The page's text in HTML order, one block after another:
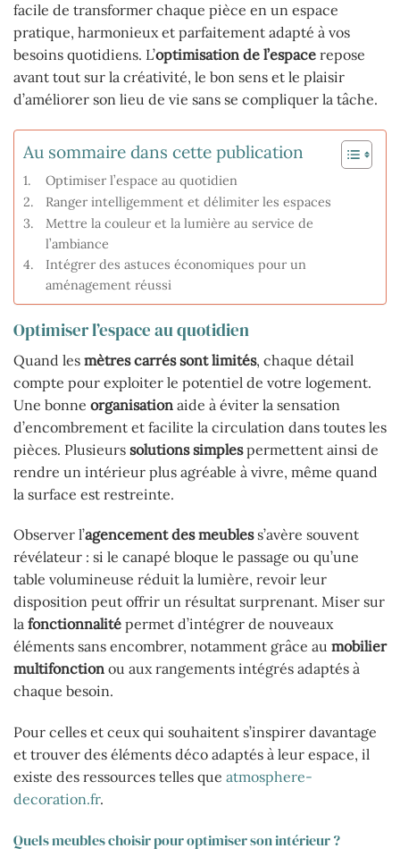
facile de transformer chaque pièce en un espace
pratique, harmonieux et parfaitement adapté à vos
besoins quotidiens. L’optimisation de l’espace repose
avant tout sur la créativité, le bon sens et le plaisir
d’améliorer son lieu de vie sans se compliquer la tâche.
Au sommaire dans cette publication
Optimiser l’espace au quotidien
Ranger intelligemment et délimiter les espaces
Mettre la couleur et la lumière au service de
l’ambiance
Intégrer des astuces économiques pour un
aménagement réussi
Optimiser l’espace au quotidien
Quand les mètres carrés sont limités, chaque détail
compte pour exploiter le potentiel de votre logement.
Une bonne organisation aide à éviter la sensation
d’encombrement et facilite la circulation dans toutes les
pièces. Plusieurs solutions simplespermettent ainsi de
rendre un intérieur plus agréable à vivre, même quand
la surface est restreinte.
Observer l’agencement des meubless’avère souvent
révélateur : si le canapé bloque le passage ou qu’une
table volumineuse réduit la lumière, revoir leur
disposition peut offrir un résultat surprenant. Miser sur
la fonctionnalité permet d’intégrer de nouveaux
éléments sans encombrer, notamment grâce au mobilier
multifonction ou aux rangements intégrés adaptés à
chaque besoin.
Pour celles et ceux qui souhaitent s’inspirer davantage
et trouver des éléments déco adaptés à leur espace, il
existe des ressources telles que atmosphere-
decoration.fr.
Quels meubles choisir pour optimiser son intérieur ?